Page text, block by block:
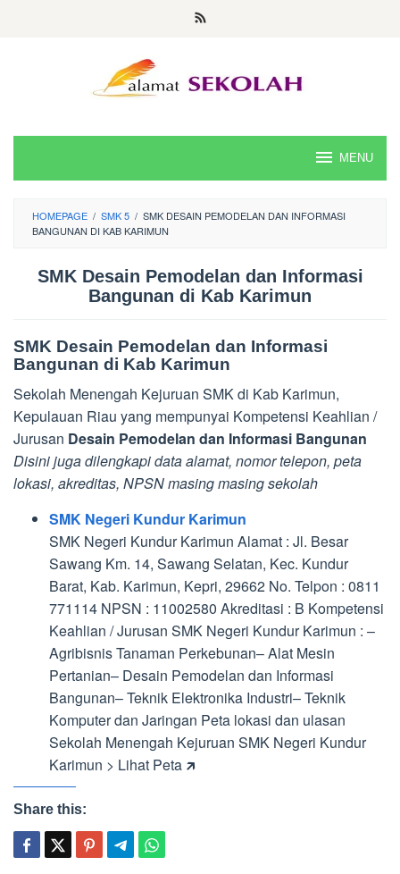
MENU
HOMEPAGE / SMK 5 / SMK DESAIN PEMODELAN DAN INFORMASI
BANGUNAN DI KAB KARIMUN
SMK Desain Pemodelan dan Informasi
Bangunan di Kab Karimun
SMK Desain Pemodelan dan Informasi
Bangunan di Kab Karimun
Sekolah Menengah Kejuruan SMK di Kab Karimun,
Kepulauan Riau yang mempunyai Kompetensi Keahlian /
Jurusan Desain Pemodelan dan Informasi Bangunan
Disini juga dilengkapi data alamat, nomor telepon, peta
lokasi, akreditas, NPSN masing masing sekolah
SMK Negeri Kundur Karimun
SMK Negeri Kundur Karimun Alamat : Jl. Besar
Sawang Km. 14, Sawang Selatan, Kec. Kundur
Barat, Kab. Karimun, Kepri, 29662 No. Telpon : 0811
771114 NPSN : 11002580 Akreditasi : B Kompetensi
Keahlian / Jurusan SMK Negeri Kundur Karimun : –
Agribisnis Tanaman Perkebunan– Alat Mesin
Pertanian– Desain Pemodelan dan Informasi
Bangunan– Teknik Elektronika Industri– Teknik
Komputer dan Jaringan Peta lokasi dan ulasan
Sekolah Menengah Kejuruan SMK Negeri Kundur
Karimun > Lihat Peta 🡵
Share this: